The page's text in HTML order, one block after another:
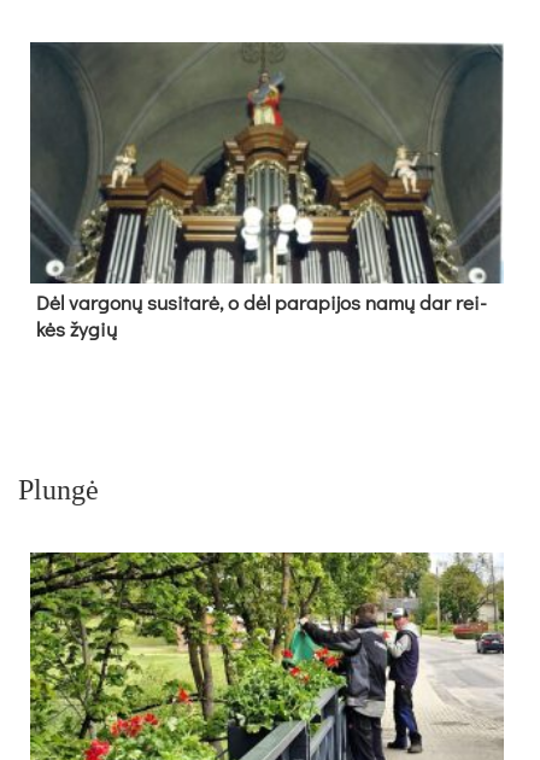
Dėl var­go­nų su­si­ta­rė, o dėl pa­ra­pi­jos na­mų dar rei­
kės žy­gių
Plungė